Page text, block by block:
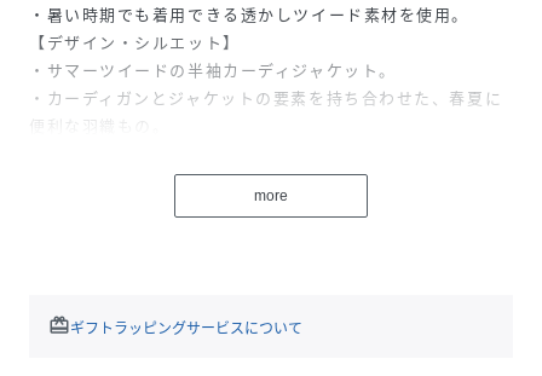
・暑い時期でも着用できる透かしツイード素材を使用。
【デザイン・シルエット】
・サマーツイードの半袖カーディジャケット。
・カーディガンとジャケットの要素を持ち合わせた、春夏に
便利な羽織もの。
・同素材のカーディガン(品番:GDL15180)も展開。
【スタイリングポイント】
more
redeemギフトラッピングサービスについて